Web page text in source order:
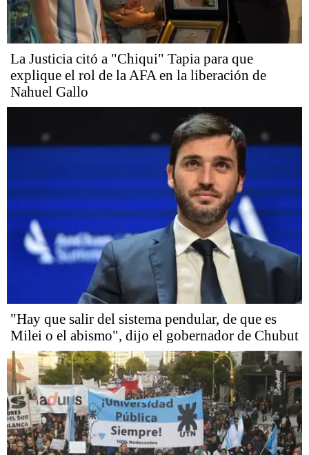
La Justicia citó a "Chiqui" Tapia para que
explique el rol de la AFA en la liberación de
Nahuel Gallo
"Hay que salir del sistema pendular, de que es
Milei o el abismo", dijo el gobernador de Chubut